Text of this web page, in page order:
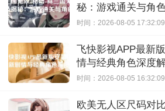
秘：游戏通关与角
时间：2026-08-05 17:32:09
飞快影视APP最新
情与经典角色深度
观影快感
时间：2026-08-05 16:32:09
欧美无人区尺码对